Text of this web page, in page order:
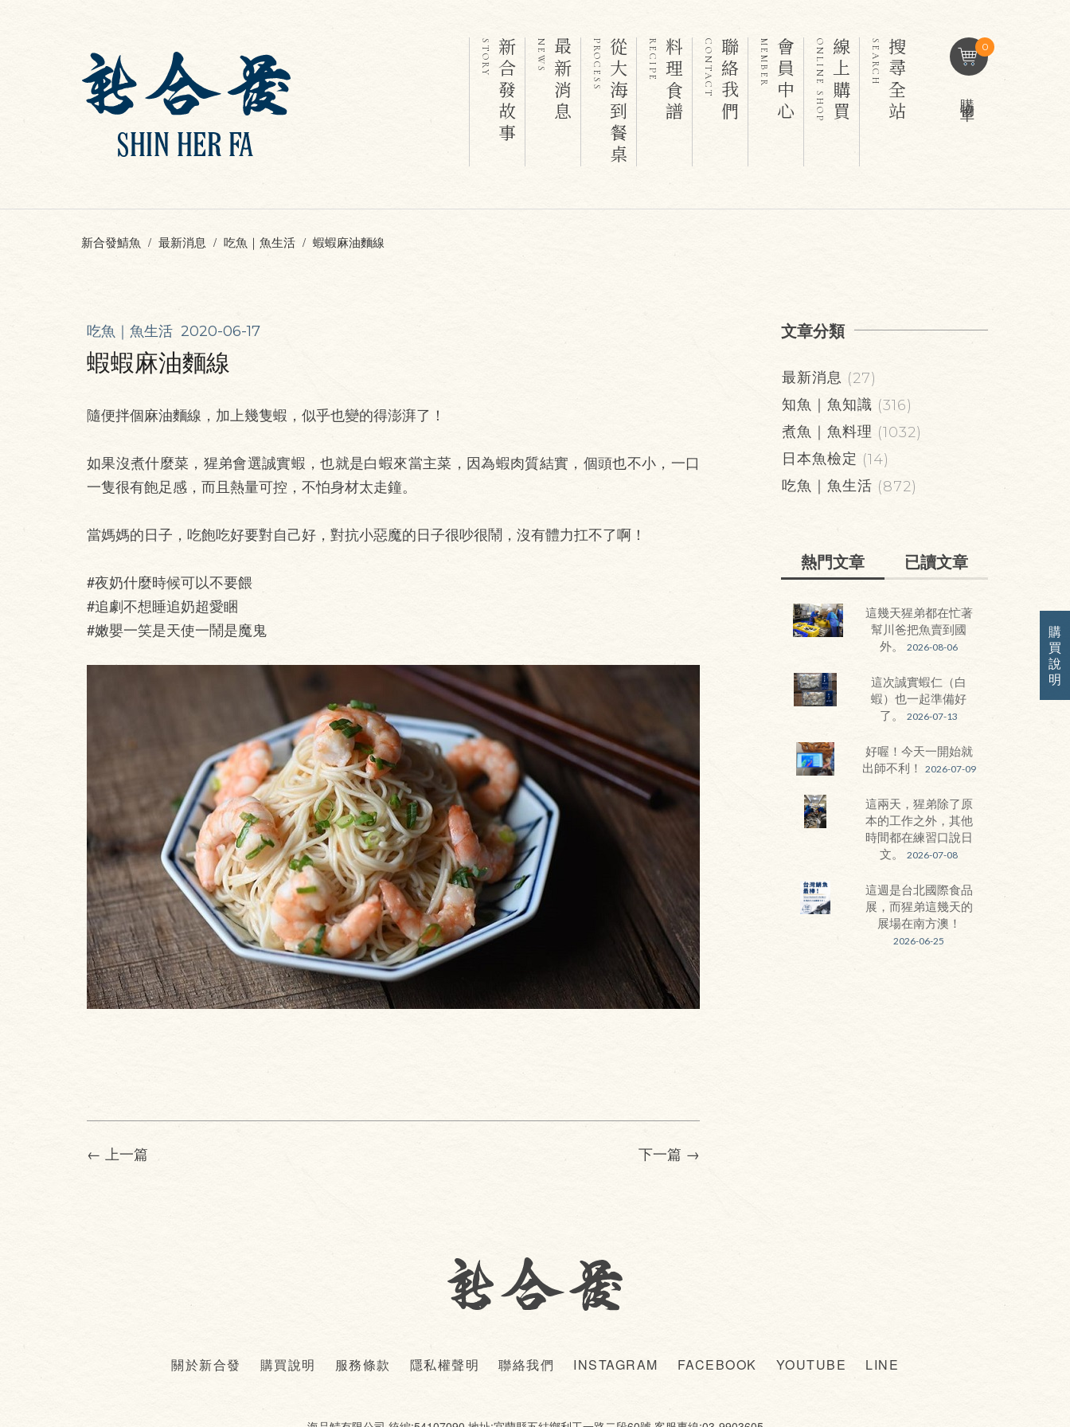
0
STORY 新合發故事 NEWS 最新消息 PROCESS從大海到餐桌 RECIPE 料理食譜 CONTACT聯絡我們 MEMBER 會員中心 ONLINE SHOP線上購買 SEARCH 搜尋全站
新合發鯖魚 最新消息 吃魚｜魚生活 蝦蝦麻油麵線
吃魚｜魚生活 2020-06-17
蝦蝦麻油麵線
隨便拌個麻油麵線，加上幾隻蝦，似乎也變的得澎湃了！
如果沒煮什麼菜，猩弟會選誠實蝦，也就是白蝦來當主菜，因為蝦肉質結實，個頭也不小，一口
一隻很有飽足感，而且熱量可控，不怕身材太走鐘。
當媽媽的日子，吃飽吃好要對自己好，對抗小惡魔的日子很吵很鬧，沒有體力扛不了啊！
#夜奶什麼時候可以不要餵
#追劇不想睡追奶超愛睏
#嫩嬰一笑是天使一鬧是魔鬼
← 上一篇 下一篇 →
文章分類
最新消息 (27)
知魚｜魚知識 (316)
煮魚｜魚料理 (1032)
日本魚檢定 (14)
吃魚｜魚生活 (872)
熱門文章 已讀文章
這幾天猩弟都在忙著
幫川爸把魚賣到國
外。
2026-08-06
這次誠實蝦仁（白
蝦）也一起準備好
了。
2026-07-13
好喔！今天一開始就
出師不利！
2026-07-09
這兩天，猩弟除了原
本的工作之外，其他
時間都在練習口說日
文。
2026-07-08
這週是台北國際食品
展，而猩弟這幾天的
展場在南方澳！
2026-06-25
關於新合發 購買說明 服務條款 隱私權聲明 聯絡我們 INSTAGRAM FACEBOOK YOUTUBE LINE
購
買
說
明